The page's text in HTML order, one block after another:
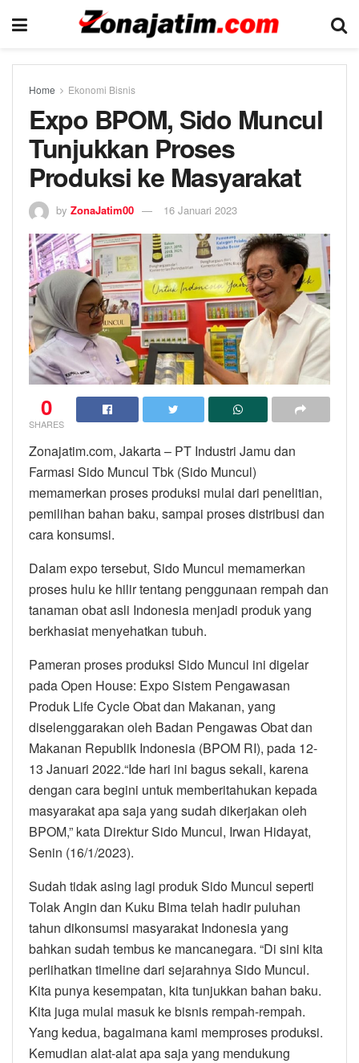
Home Ekonomi Bisnis
Expo BPOM, Sido Muncul
Tunjukkan Proses
Produksi ke Masyarakat
by ZonaJatim00 16 Januari 2023
0
SHARES
Zonajatim.com, Jakarta – PT Industri Jamu dan
Farmasi Sido Muncul Tbk (Sido Muncul)
memamerkan proses produksi mulai dari penelitian,
pemilihan bahan baku, sampai proses distribusi dan
cara konsumsi.
Dalam expo tersebut, Sido Muncul memamerkan
proses hulu ke hilir tentang penggunaan rempah dan
tanaman obat asli Indonesia menjadi produk yang
berkhasiat menyehatkan tubuh.
Pameran proses produksi Sido Muncul ini digelar
pada Open House: Expo Sistem Pengawasan
Produk Life Cycle Obat dan Makanan, yang
diselenggarakan oleh Badan Pengawas Obat dan
Makanan Republik Indonesia (BPOM RI), pada 12-
13 Januari 2022.“Ide hari ini bagus sekali, karena
dengan cara begini untuk memberitahukan kepada
masyarakat apa saja yang sudah dikerjakan oleh
BPOM,” kata Direktur Sido Muncul, Irwan Hidayat,
Senin (16/1/2023).
Sudah tidak asing lagi produk Sido Muncul seperti
Tolak Angin dan Kuku Bima telah hadir puluhan
tahun dikonsumsi masyarakat Indonesia yang
bahkan sudah tembus ke mancanegara. “Di sini kita
perlihatkan timeline dari sejarahnya Sido Muncul.
Kita punya kesempatan, kita tunjukkan bahan baku.
Kita juga mulai masuk ke bisnis rempah-rempah.
Yang kedua, bagaimana kami memproses produksi.
Kemudian alat-alat apa saja yang mendukung